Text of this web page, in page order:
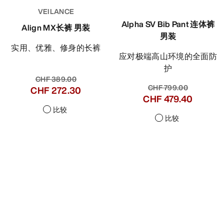
VEILANCE
Align MX长裤 男装
实用、优雅、修身的长裤
CHF 389.00
CHF 272.30
比较
Alpha SV Bib Pant 连体裤
男装
应对极端高山环境的全面防
护
CHF 799.00
CHF 479.40
比较